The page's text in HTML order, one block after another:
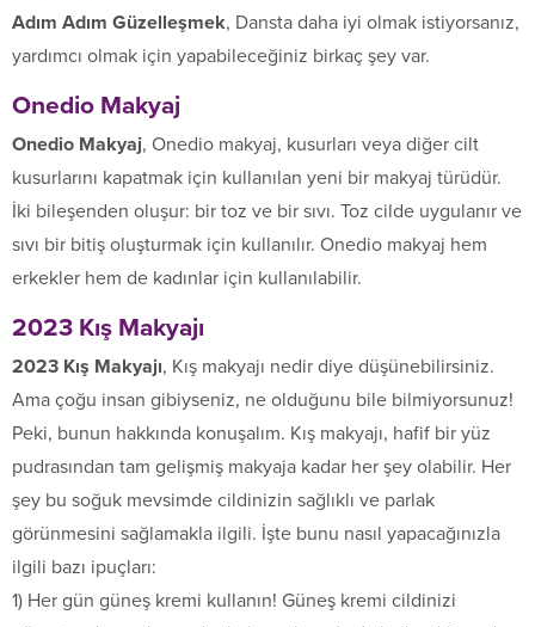
Adım Adım Güzelleşmek, Dansta daha iyi olmak istiyorsanız,
yardımcı olmak için yapabileceğiniz birkaç şey var.
Onedio Makyaj
Onedio Makyaj, Onedio makyaj, kusurları veya diğer cilt
kusurlarını kapatmak için kullanılan yeni bir makyaj türüdür.
İki bileşenden oluşur: bir toz ve bir sıvı. Toz cilde uygulanır ve
sıvı bir bitiş oluşturmak için kullanılır. Onedio makyaj hem
erkekler hem de kadınlar için kullanılabilir.
2023 Kış Makyajı
2023 Kış Makyajı, Kış makyajı nedir diye düşünebilirsiniz.
Ama çoğu insan gibiyseniz, ne olduğunu bile bilmiyorsunuz!
Peki, bunun hakkında konuşalım. Kış makyajı, hafif bir yüz
pudrasından tam gelişmiş makyaja kadar her şey olabilir. Her
şey bu soğuk mevsimde cildinizin sağlıklı ve parlak
görünmesini sağlamakla ilgili. İşte bunu nasıl yapacağınızla
ilgili bazı ipuçları:
1) Her gün güneş kremi kullanın! Güneş kremi cildinizi